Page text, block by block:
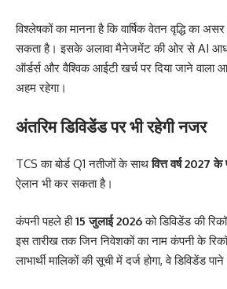
विश्लेषकों का मानना है कि वार्षिक वेतन वृद्धि का
सकता है। इसके अलावा मैनेजमेंट की ओर से AI
ऑर्डर्स और वैश्विक आईटी खर्च पर दिया जाने
अहम रहेगा।
अंतरिम डिविडेंड पर भी रहेगी नजर
TCS का बोर्ड Q1 नतीजों के साथवित्त वर्ष 2027
ऐलान भी कर सकता है।
कंपनी पहले ही15 जुलाई 2026को डिविडेंड की
इस तारीख तक जिन निवेशकों का नाम कंपनी के
लाभार्थी मालिकों की सूची में दर्ज होगा, वे डिविडेंड